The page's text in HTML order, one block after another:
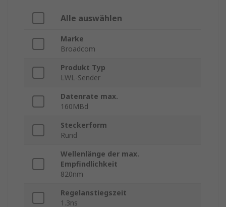
Alle auswählen
Marke
Broadcom
Produkt Typ
LWL-Sender
Datenrate max.
160MBd
Steckerform
Rund
Wellenlänge der max.
Empfindlichkeit
820nm
Regelanstiegszeit
1.3ns